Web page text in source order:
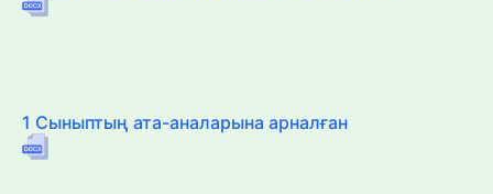
1 Сыныптың ата-аналарына арналған